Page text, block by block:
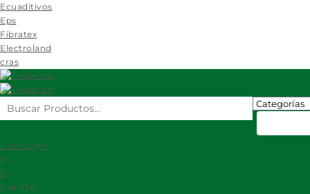
Ecuaditivos
Eps
Fibratex
Electroland
cras
User Login
0
0
Carrito